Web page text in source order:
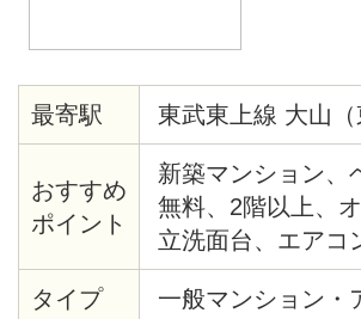
最寄駅 東武東上線 大山
おすすめ
ポイント
新築マンション、
無料、2階以上、
立洗面台、エアコ
機、追い炊き、室
ラ、宅配ＢＯＸ有
タイプ 一般マンション・